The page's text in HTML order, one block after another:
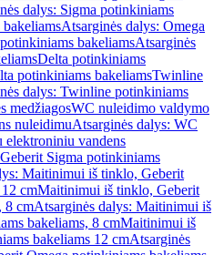
dalys: Sigma potinkiniams
Atsarginės dalys: Omega
bakeliamsAtsarginės
Delta potinkiniams
potinkiniams bakeliamsTwinline
dalys: Twinline potinkiniams
medžiagosWC nuleidimo valdymo
nuleidimuAtsarginės dalys: WC
elektroniniu vandens
Sigma potinkiniams
Maitinimui iš tinklo, Geberit
cmMaitinimui iš tinklo, Geberit
8 cmAtsarginės dalys: Maitinimui iš
bakeliams, 8 cmMaitinimui iš
bakeliams 12 cmAtsarginės